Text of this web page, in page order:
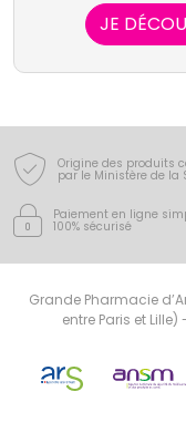
vives qui
JE
Origine des produits
par le Ministère de la
Paiement en ligne
100% sécurisé
Grande Pharmacie
entre Paris et